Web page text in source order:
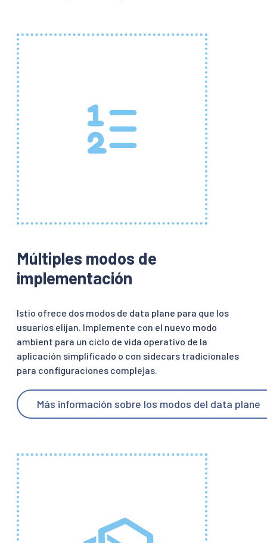
Múltiples modos de
implementación
Istio ofrece dos modos de data plane para que los
usuarios elijan. Implemente con el nuevo modo
ambient para un ciclo de vida operativo de la
aplicación simplificado o con sidecars tradicionales
para configuraciones complejas.
Más información sobre los modos del data plane